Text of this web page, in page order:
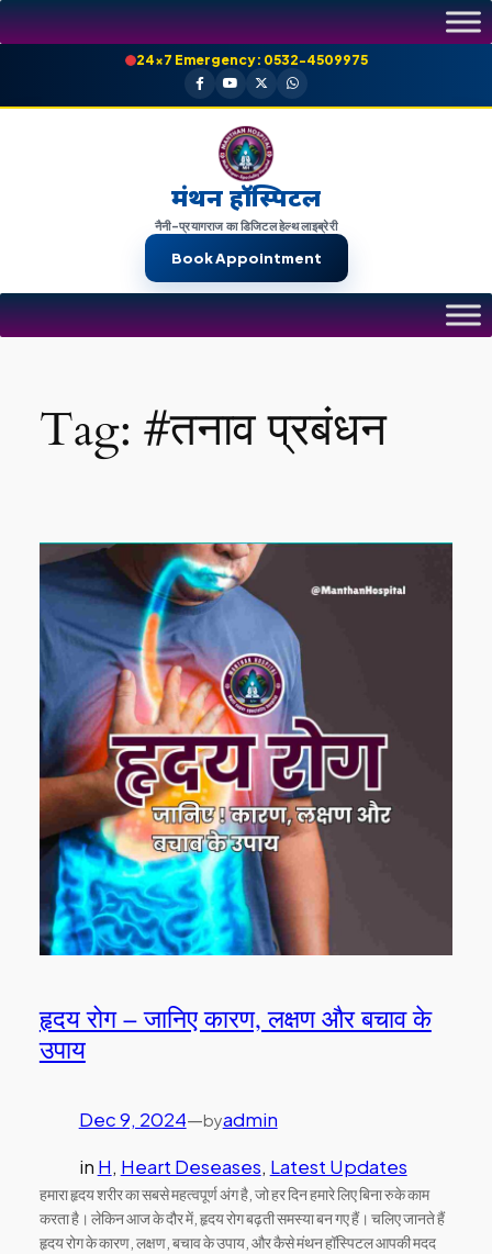
Skip
to
24×7 Emergency: 0532-4509975
मंथन हॉस्पिटल
नैनी-प्रयागराज का डिजिटल हेल्थ लाइब्रेरी
Book Appointment
Tag: #तनाव प्रबंधन
हृदय रोग – जानिए कारण, लक्षण और बचाव के
उपाय
Dec 9, 2024—byadmin
in H, Heart Deseases, Latest Updates
हमारा हृदय शरीर का सबसे महत्वपूर्ण अंग है, जो हर दिन हमारे लिए बिना रुके काम
करता है। लेकिन आज के दौर में, हृदय रोग बढ़ती समस्या बन गए हैं। चलिए जानते हैं
हृदय रोग के कारण, लक्षण, बचाव के उपाय, और कैसे मंथन हॉस्पिटल आपकी मदद